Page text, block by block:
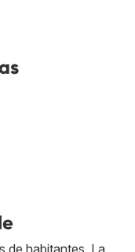
de habitantes. La